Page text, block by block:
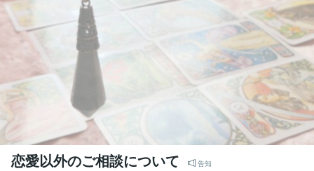
恋愛以外のご相談について 告知